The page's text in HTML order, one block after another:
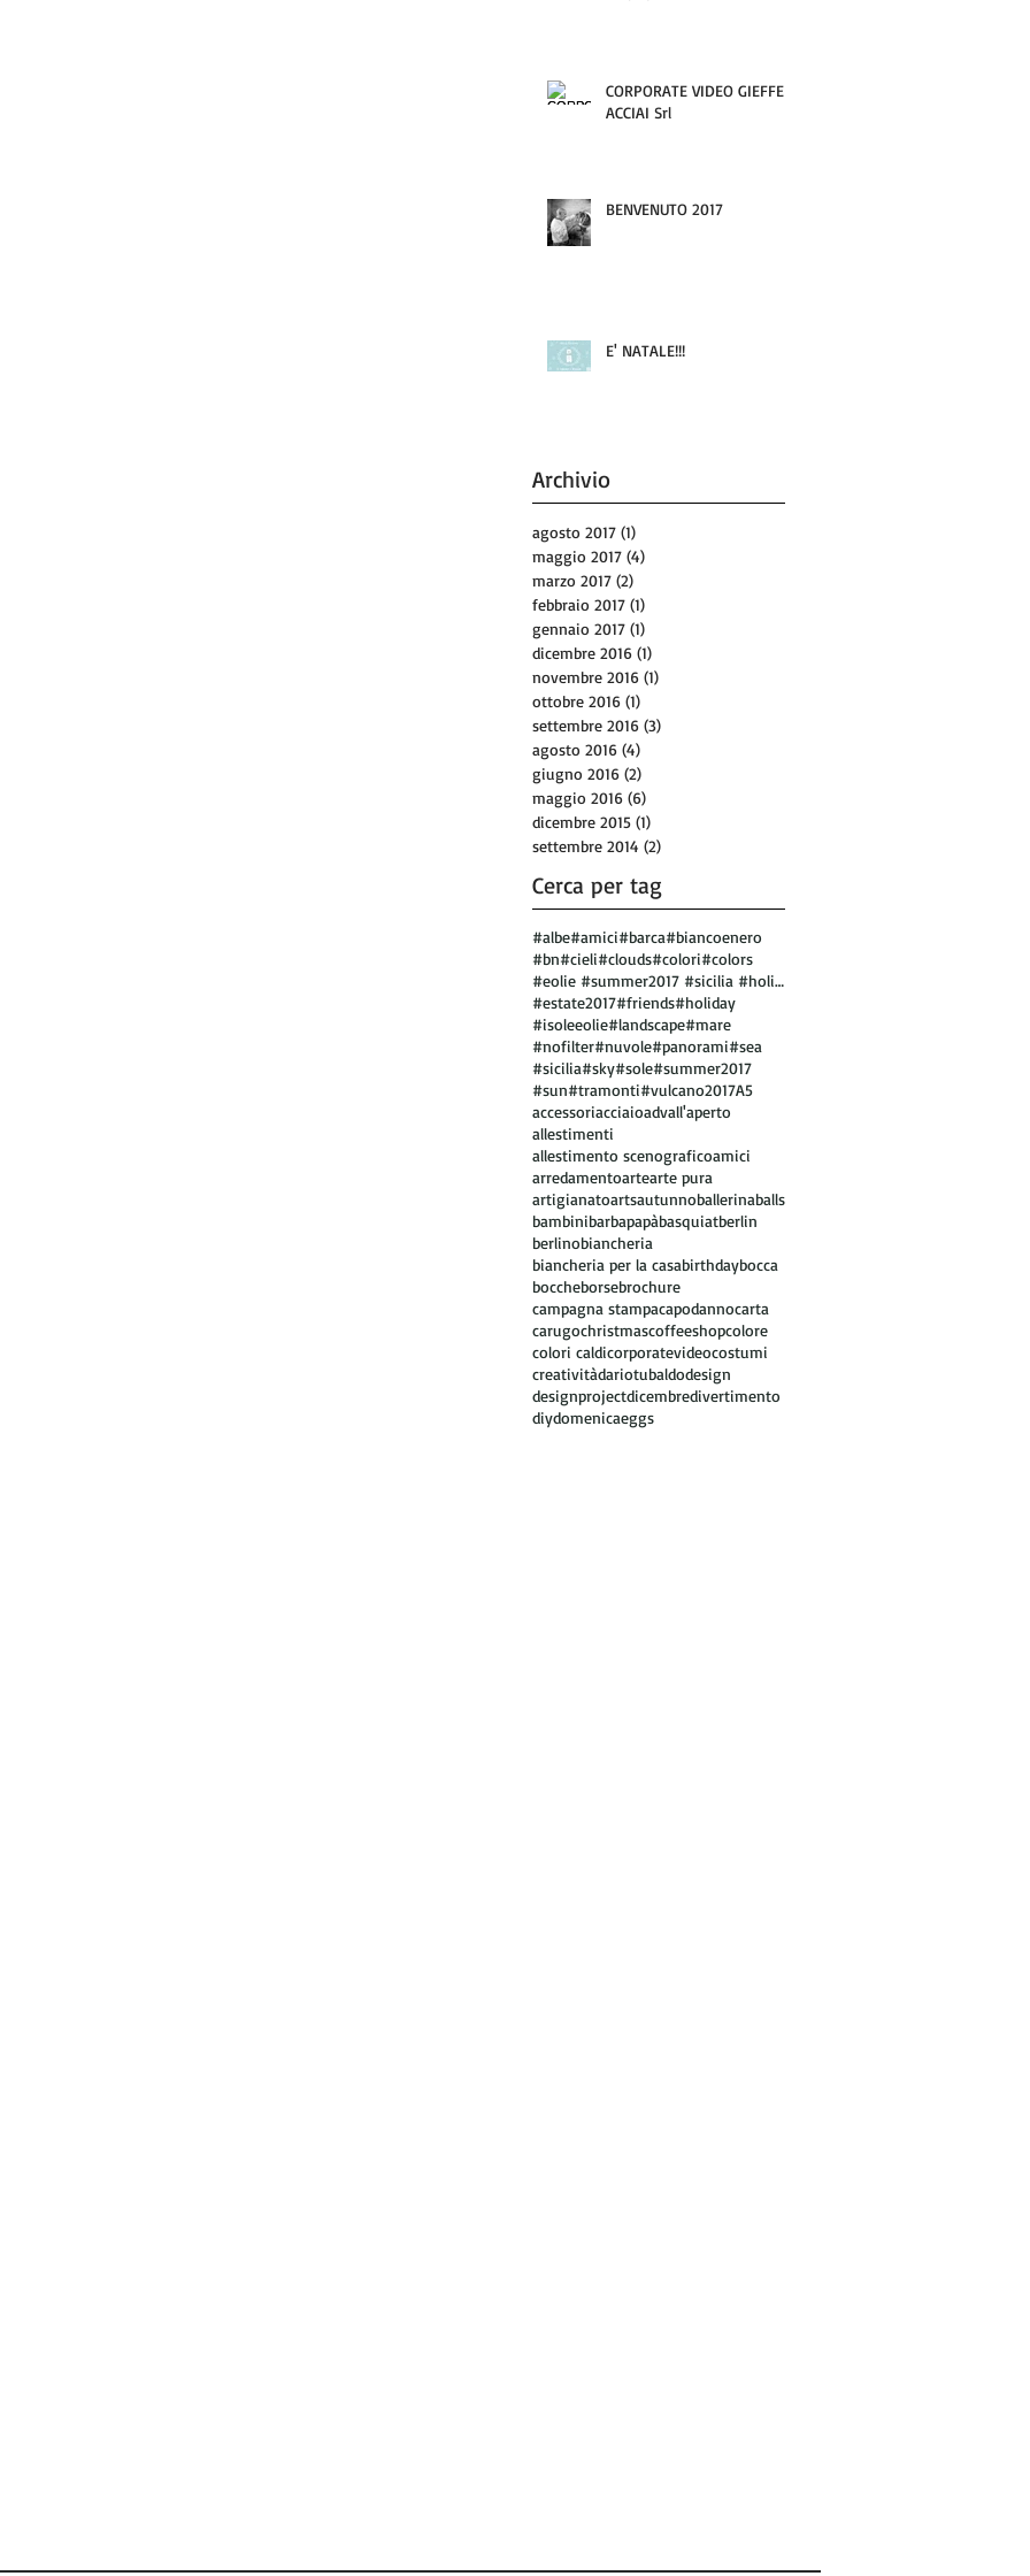
CORPORATE VIDEO GIEFFE
ACCIAI Srl
BENVENUTO 2017
E' NATALE!!!
Archivio
agosto 2017 (1)
maggio 2017 (4)
marzo 2017 (2)
febbraio 2017 (1)
gennaio 2017 (1)
dicembre 2016 (1)
novembre 2016 (1)
ottobre 2016 (1)
settembre 2016 (3)
agosto 2016 (4)
giugno 2016 (2)
maggio 2016 (6)
dicembre 2015 (1)
settembre 2014 (2)
Cerca per tag
#albe#amici#barca#biancoenero
#bn#cieli#clouds#colori#colors
#eolie #summer2017 #sicilia #holiday #vulcano
#estate2017#friends#holiday
#isoleeolie#landscape#mare
#nofilter#nuvole#panorami#sea
#sicilia#sky#sole#summer2017
#sun#tramonti#vulcano2017A5
accessoriacciaioadvall'aperto
allestimenti
allestimento scenograficoamici
arredamentoartearte pura
artigianatoartsautunnoballerinaballs
bambinibarbapapàbasquiatberlin
berlinobiancheria
biancheria per la casabirthdaybocca
boccheborsebrochure
campagna stampacapodannocarta
carugochristmascoffeeshopcolore
colori caldicorporatevideocostumi
creativitàdariotubaldodesign
designprojectdicembredivertimento
diydomenicaeggs